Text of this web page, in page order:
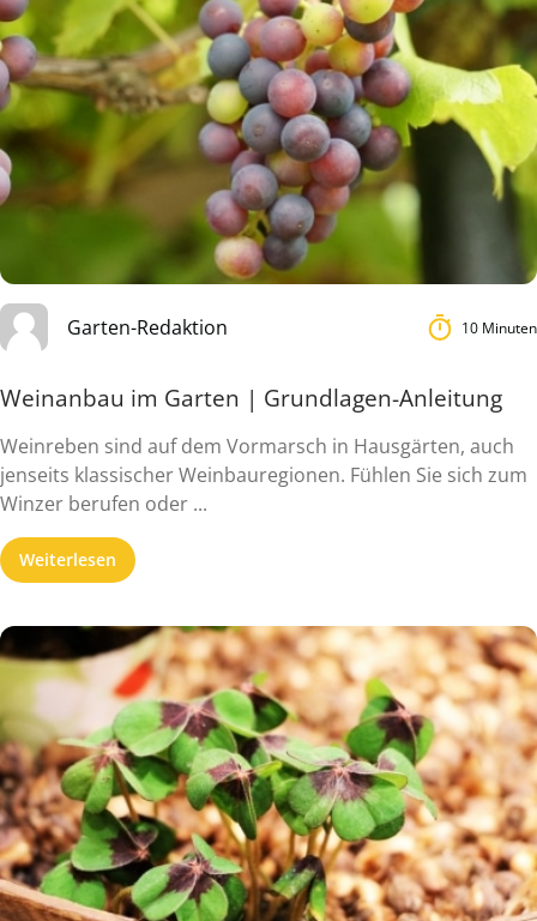
Garten-Redaktion 10 Minuten
Weinanbau im Garten | Grundlagen-Anleitung
Weinreben sind auf dem Vormarsch in Hausgärten, auch
jenseits klassischer Weinbauregionen. Fühlen Sie sich zum
Winzer berufen oder ...
Weiterlesen